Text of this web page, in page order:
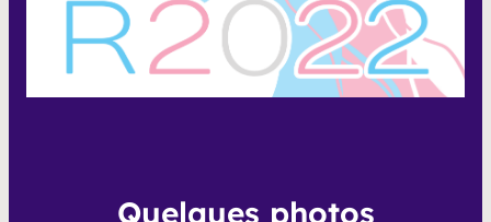
Quelques photos